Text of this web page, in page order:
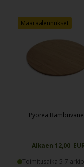
Määräalennukset
Pyöreä
Alkaen 12,00
Toimitusaika 5-7